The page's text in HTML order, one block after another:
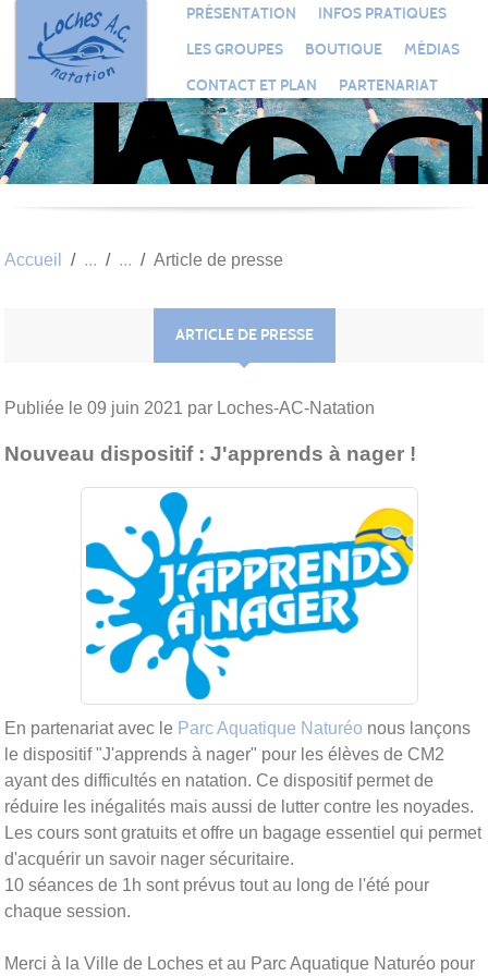
PRÉSENTATION
INFOS PRATIQUES
LES GROUPES
BOUTIQUE
MÉDIAS
CONTACT ET PLAN
PARTENARIAT
Accueil Article de presse
ARTICLE DE PRESSE
Publiée le 09 juin 2021 par Loches-AC-Natation
Nouveau dispositif : J'apprends à nager !
En partenariat avec le Parc Aquatique Naturéo nous lançons
le dispositif "J'apprends à nager" pour les élèves de CM2
ayant des difficultés en natation. Ce dispositif permet de
réduire les inégalités mais aussi de lutter contre les noyades.
Les cours sont gratuits et offre un bagage essentiel qui permet
d'acquérir un savoir nager sécuritaire.
10 séances de 1h sont prévus tout au long de l'été pour
chaque session.
Merci à la Ville de Loches et au Parc Aquatique Naturéo pour
Panneau de gestion des cookies